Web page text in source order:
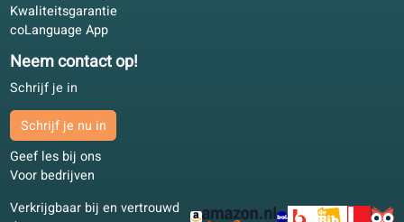
Conversatielessen
Conversatielessen
Online cursussen
Studie­materialen
Studie­materialen
Onderwijskundige visie
Kwaliteitsgarantie
coLanguage App